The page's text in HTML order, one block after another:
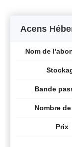
Acens
Nom de
Bande
Nombre
Prix